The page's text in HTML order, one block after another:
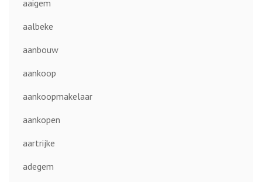
aaigem
aalbeke
aanbouw
aankoop
aankoopmakelaar
aankopen
aartrijke
adegem